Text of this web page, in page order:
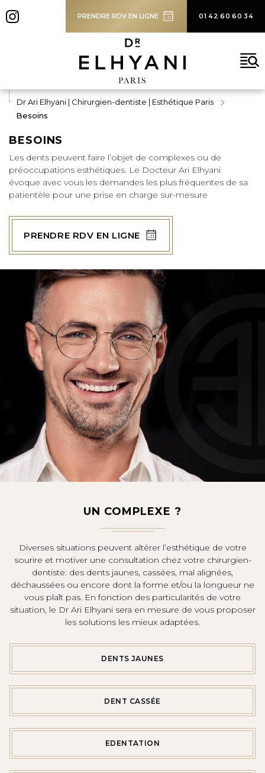
PRENDRE RDV EN LIGNE 01 42 60 60 34
Dr Ari Elhyani | Chirurgien-dentiste | Esthétique Paris
Besoins
BESOINS
Les dents peuvent faire l’objet de complexes ou de
préoccupations esthétiques. Le Docteur Ari Elhyani
évoque avec vous les demandes les plus fréquentes de sa
patientèle pour une prise en charge sur-mesure
PRENDRE RDV EN LIGNE
UN COMPLEXE ?
Diverses situations peuvent altérer l’esthétique de votre
sourire et motiver une consultation chez votre chirurgien-
dentiste: des dents jaunes, cassées, mal alignées,
déchaussées ou encore dont la forme et/ou la longueur ne
vous plaît pas. En fonction des particularités de votre
situation, le Dr Ari Elhyani sera en mesure de vous proposer
les solutions les mieux adaptées.
DENTS JAUNES
DENT CASSÉE
EDENTATION